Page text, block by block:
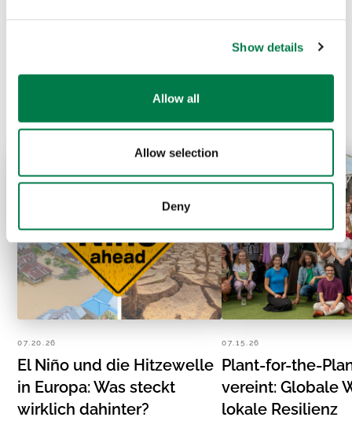
Show details
Allow all
Allow selection
Deny
Prev Next
07.20.26
El Niño und die Hitzewelle
in Europa: Was steckt
wirklich dahinter?
07.15.26
Plant-for-the-
vereint: Globale
lokale Resilienz